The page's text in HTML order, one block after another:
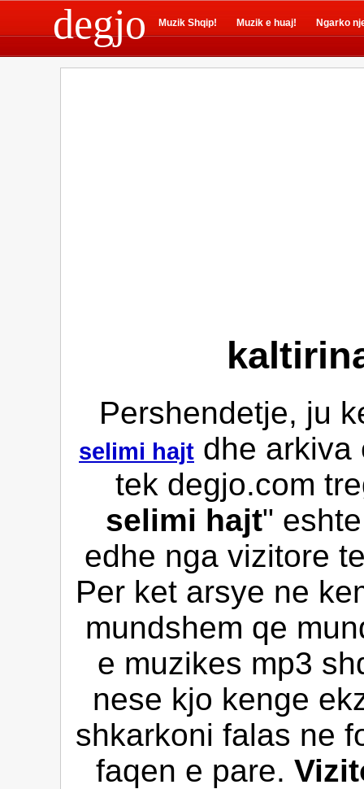
degjo Muzik Shqip! Muzik e huaj! Ngarko
Pershendetje, ju
selimi hajt dhe arkiva
tek degjo.com
selimi hajt"
edhe nga vizitore
Per ket arsye ne
mundshem qe
e muzikes mp3
nese kjo kenge
shkarkoni falas ne
faqen e pare.